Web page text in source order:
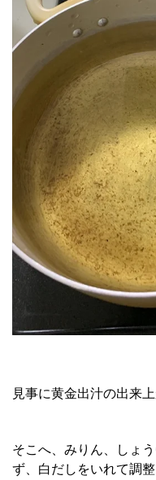
見事に黄金出汁の出来上
そこへ、みりん、しょ
ず、白だしをいれて調整